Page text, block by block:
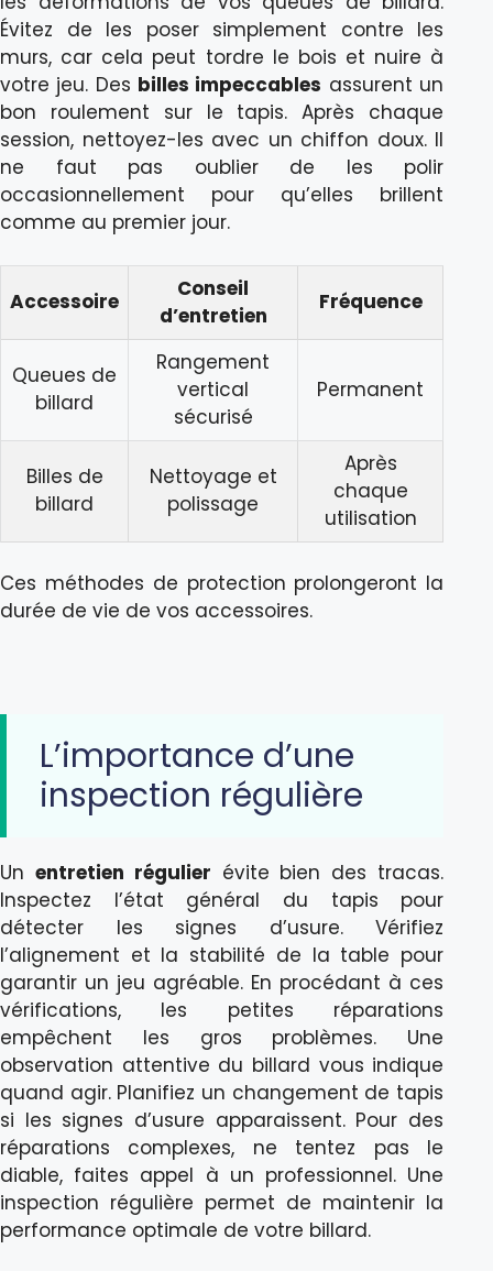
Évitez de les poser simplement contre les
murs, car cela peut tordre le bois et nuire à
votre jeu. Des billes impeccables assurent un
bon roulement sur le tapis. Après chaque
session, nettoyez-les avec un chiffon doux. Il
ne faut pas oublier de les polir
occasionnellement pour qu’elles brillent
comme au premier jour.
Accessoire
Conseil
d’entretien
Fréquence
Queues de
billard
Rangement
vertical
sécurisé
Permanent
Billes de
billard
Nettoyage et
polissage
Après
chaque
utilisation
Ces méthodes de protection prolongeront la
durée de vie de vos accessoires.
L’importance d’une
inspection régulière
Un entretien régulier évite bien des tracas.
Inspectez l’état général du tapis pour
détecter les signes d’usure. Vérifiez
l’alignement et la stabilité de la table pour
garantir un jeu agréable. En procédant à ces
vérifications, les petites réparations
empêchent les gros problèmes. Une
observation attentive du billard vous indique
quand agir. Planifiez un changement de tapis
si les signes d’usure apparaissent. Pour des
réparations complexes, ne tentez pas le
diable, faites appel à un professionnel. Une
inspection régulière permet de maintenir la
performance optimale de votre billard.